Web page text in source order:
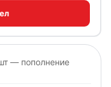
— пополнение